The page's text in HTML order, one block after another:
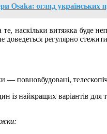
Osaka: огляд українських
наскільки витяжка буде
доведеться регулярно стежити
— повновбудовані,
із найкращих варіантів для